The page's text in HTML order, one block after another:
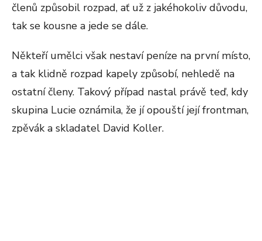
členů způsobil rozpad, ať už z jakéhokoliv důvodu,
tak se kousne a jede se dále.
Někteří umělci však nestaví peníze na první místo,
a tak klidně rozpad kapely způsobí, nehledě na
ostatní členy. Takový případ nastal právě teď, kdy
skupina Lucie oznámila, že jí opouští její frontman,
zpěvák a skladatel David Koller.